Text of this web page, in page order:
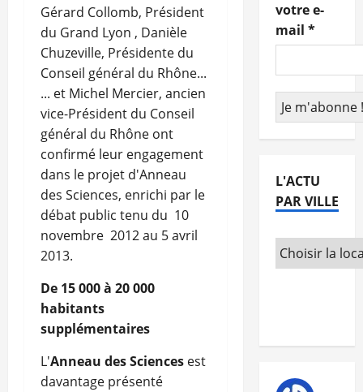
Gérard Collomb, Président
du Grand Lyon , Danièle
Chuzeville, Présidente du
Conseil général du Rhône...
... et Michel Mercier, ancien
vice-Président du Conseil
général du Rhône ont
confirmé leur engagement
dans le projet d'Anneau
des Sciences, enrichi par le
débat public tenu du 10
novembre 2012 au 5 avril
2013.
De 15 000 à 20 000
habitants
supplémentaires
L'Anneau des Sciences est
davantage présenté
votre e-
mail *
L'ACTU
PAR VILLE